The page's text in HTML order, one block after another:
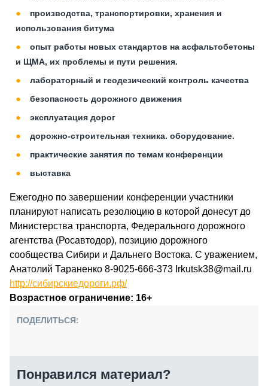
производства, транспортировки, хранения и
использования битума
опыт работы новых стандартов на асфальтобетоны
и ЩМА, их проблемы и пути решения.
лабораторный и геодезический контроль качества
безопасность дорожного движения
эксплуатация дорог
дорожно-строительная техника. оборудование.
практические занятия по темам конференции
выставка
Ежегодно по завершении конференции участники
планируют написать резолюцию в которой донесут до
Министерства транспорта, Федерального дорожного
агентства (Росавтодор), позицию дорожного
сообщества Сибири и Дальнего Востока. С уважением,
Анатолий Тараненко 8-9025-666-373 Irkutsk38@mail.ru
http://сибирскиедороги.рф/
Возрастное ограничение: 16+
ПОДЕЛИТЬСЯ:
Понравился материал?